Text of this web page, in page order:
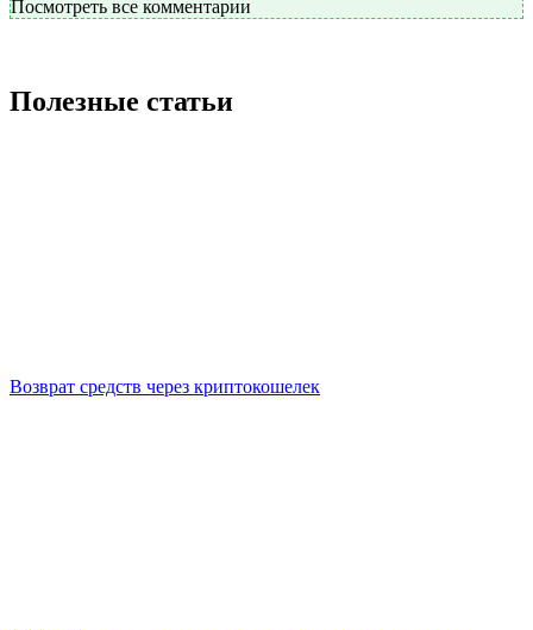
Посмотреть все комментарии
Полезные статьи
Возврат средств через криптокошелек